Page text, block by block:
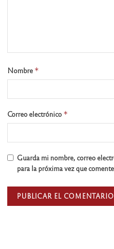
Nombre *
Correo electrónico *
Guarda mi nombre, correo
para la próxima vez que